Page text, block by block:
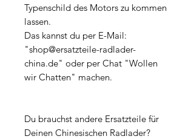
Typenschild des Motors zu kommen
lassen.
Das kannst du per E-Mail:
"shop@ersatzteile-radlader-
china.de" oder per Chat "Wollen
wir Chatten" machen.
Du brauchst andere Ersatzteile für
Deinen Chinesischen Radlader?